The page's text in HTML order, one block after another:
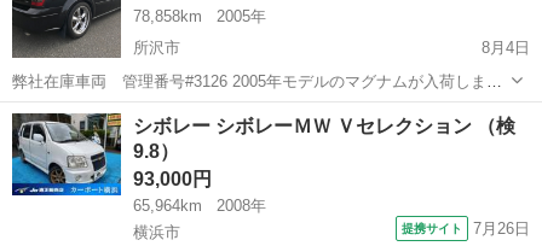
78,858km
2005年
所沢市
8月4日
弊社在庫車両 管理番号#3126 2005年モデルのマグナムが入荷しまし
た！ 外装はブラック・内装はグレーのレザーシートにパワーシート＆
シートヒーター付きと贅沢三昧な車両です！ 社外HDDナビ・地デジに
バックカメラ・ドライ...
埼玉 所沢市 その他 車両
シボレー シボレーＭＷ Ｖセレクション （検
9.8）
93,000円
65,964km
2008年
横浜市
提携サイト 7月26日